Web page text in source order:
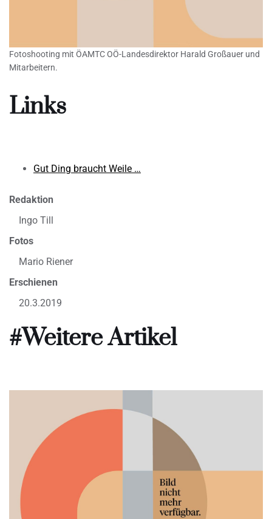
Fotoshooting mit ÖAMTC OÖ-Landesdirektor Harald Großauer und
Mitarbeitern.
Links
Gut Ding braucht Weile …
Redaktion
Ingo Till
Fotos
Mario Riener
Erschienen
20.3.2019
#Weitere Artikel